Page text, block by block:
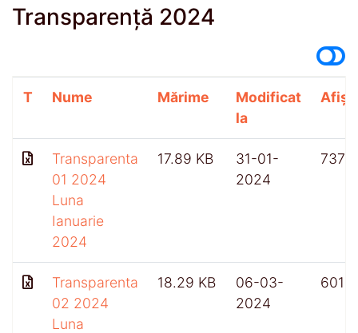
Transparență 2024
T Nume Mărime
Modificat
la
Transparenta
01 2024
Luna
Ianuarie
2024
17.89 KB
31-01-
2024
737
Transparenta
02 2024
Luna
18.29 KB
06-03-
2024
601